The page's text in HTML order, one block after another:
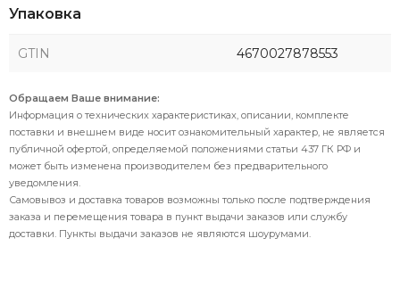
Упаковка
GTIN 4670027878553
Обращаем Ваше внимание:
Информация о технических характеристиках, описании, комплекте
поставки и внешнем виде носит ознакомительный характер, не является
публичной офертой, определяемой положениями статьи 437 ГК РФ и
может быть изменена производителем без предварительного
уведомления.
Самовывоз и доставка товаров возможны только после подтверждения
заказа и перемещения товара в пункт выдачи заказов или службу
доставки. Пункты выдачи заказов не являются шоурумами.